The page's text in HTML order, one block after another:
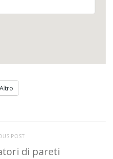
Altro
POST
di pareti